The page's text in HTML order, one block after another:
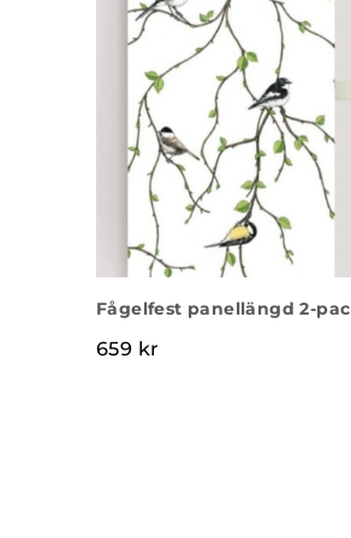
Fågelfest panellängd 2-
659 kr